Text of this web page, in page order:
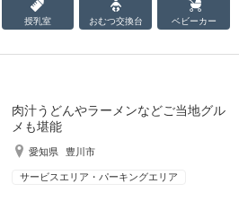
授乳室 おむつ交換台 ベビーカー
肉汁うどんやラーメンなどご当地グル
メも堪能
愛知県 豊川市
サービスエリア・パーキングエリア